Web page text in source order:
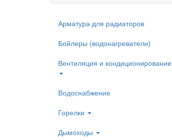
Арматура для радиаторов
Бойлеры (водонагреватели)
Вентиляция и кондиционирование
Водоснабжение
Горелки
Дымоходы